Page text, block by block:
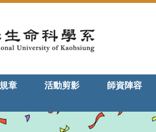
章 活動剪影 師資陣容